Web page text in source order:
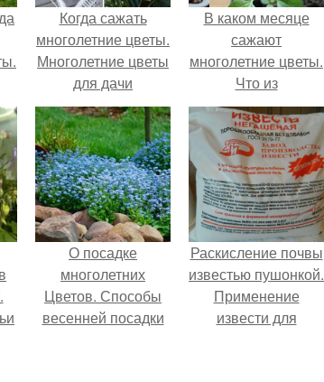
Когда сажать
многолетние цветы.
Многолетние цветы
для дачи
В каком месяце
сажают
многолетние цветы.
Что из
многолетников
можно посеять
летом?
О посадке
многолетних
Цветов. Способы
весенней посадки
Раскисление почвы
известью пушонкой.
Применение
извести для